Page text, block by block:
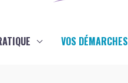
VOS DÉMARCHES